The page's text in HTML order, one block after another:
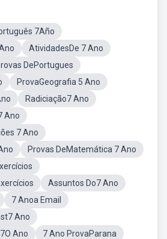
7Año
AtividadesDe 7 Ano
DePortugues
ProvaGeografia 5 Ano
Radiciação7 Ano
Ano
7 Ano
Provas DeMatemática 7 Ano
Assuntos Do7 Ano
7 Anoa Email
Ano
Ano
7 Ano ProvaParana